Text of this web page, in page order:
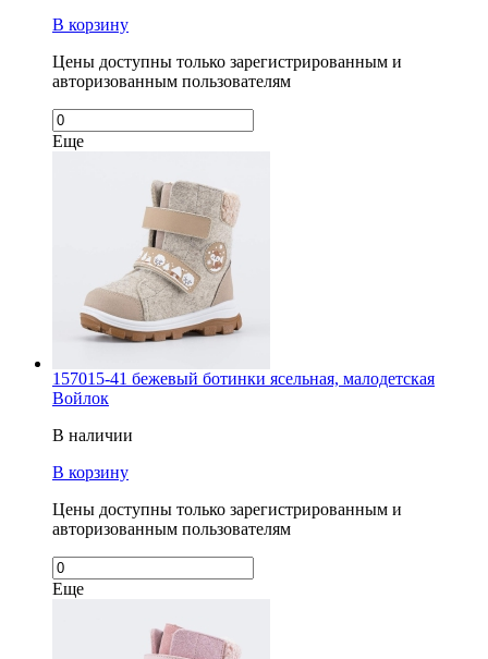
В корзину
Цены доступны только зарегистрированным и
авторизованным пользователям
Еще
157015-41 бежевый ботинки ясельная, малодетская
Войлок
В наличии
В корзину
Цены доступны только зарегистрированным и
авторизованным пользователям
Еще